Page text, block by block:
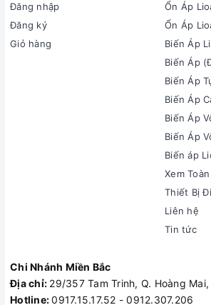
Đăng nhập
Đăng ký
Giỏ hàng
Ổn Áp
Ổn Áp
Biến Áp
Biến Áp
Biến Áp
Biến Áp
Biến Áp
Biến Áp
Biến áp
Xem
Thiết Bị
Liên hệ
Tin tức
Chi Nhánh Miền Bắc
Địa chỉ: 29/357 Tam Trinh, Q. Hoàng
Hotline:0917.15.17.52 - 0912.307.206